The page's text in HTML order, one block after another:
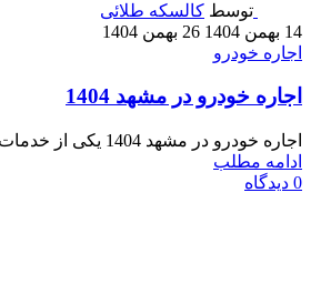
توسط کالسکه طلائی
14 بهمن 1404
26 بهمن 1404
اجاره خودرو
اجاره خودرو در مشهد 1404
اجاره خودرو در مشهد 1404 یکی از خدمات پرطرفدار برای مسافران و ساکنان این شهر است. با توجه به ترافیک ...
ادامه مطلب
0 دیدگاه